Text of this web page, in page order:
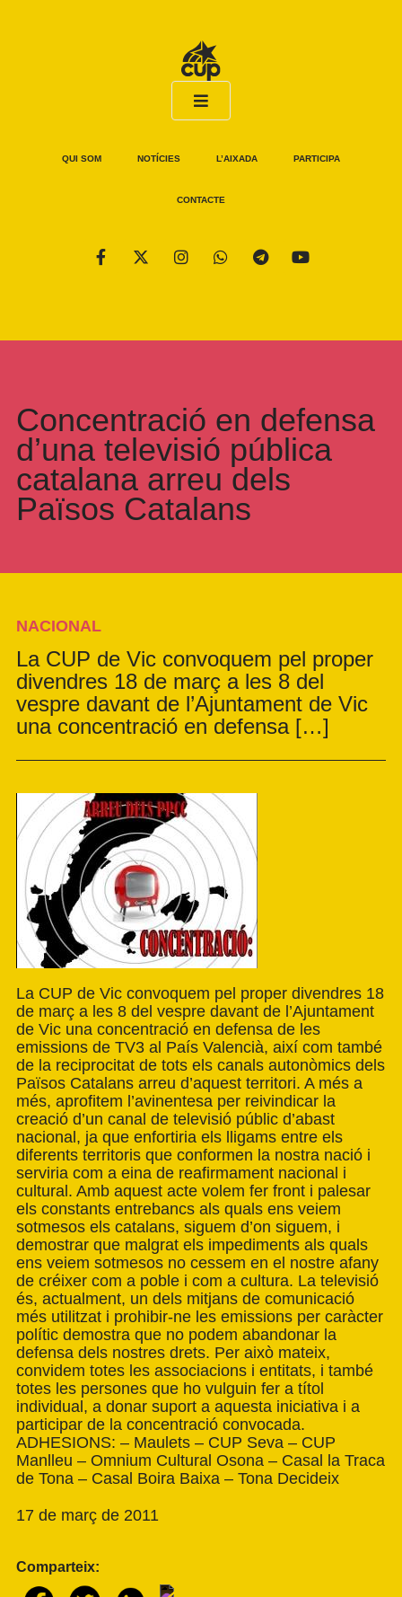
QUI SOM NOTÍCIES L’AIXADA PARTICIPA
CONTACTE
Concentració en defensa
d’una televisió pública
catalana arreu dels
Països Catalans
NACIONAL
La CUP de Vic convoquem pel proper
divendres 18 de març a les 8 del
vespre davant de l’Ajuntament de Vic
una concentració en defensa […]
La CUP de Vic convoquem pel proper divendres 18
de març a les 8 del vespre davant de l’Ajuntament
de Vic una concentració en defensa de les
emissions de TV3 al País Valencià, així com també
de la reciprocitat de tots els canals autonòmics dels
Països Catalans arreu d’aquest territori. A més a
més, aprofitem l’avinentesa per reivindicar la
creació d’un canal de televisió públic d’abast
nacional, ja que enfortiria els lligams entre els
diferents territoris que conformen la nostra nació i
serviria com a eina de reafirmament nacional i
cultural. Amb aquest acte volem fer front i palesar
els constants entrebancs als quals ens veiem
sotmesos els catalans, siguem d’on siguem, i
demostrar que malgrat els impediments als quals
ens veiem sotmesos no cessem en el nostre afany
de créixer com a poble i com a cultura. La televisió
és, actualment, un dels mitjans de comunicació
més utilitzat i prohibir-ne les emissions per caràcter
polític demostra que no podem abandonar la
defensa dels nostres drets. Per això mateix,
convidem totes les associacions i entitats, i també
totes les persones que ho vulguin fer a títol
individual, a donar suport a aquesta iniciativa i a
participar de la concentració convocada.
ADHESIONS: – Maulets – CUP Seva – CUP
Manlleu – Omnium Cultural Osona – Casal la Traca
de Tona – Casal Boira Baixa – Tona Decideix
17 de març de 2011
Comparteix: